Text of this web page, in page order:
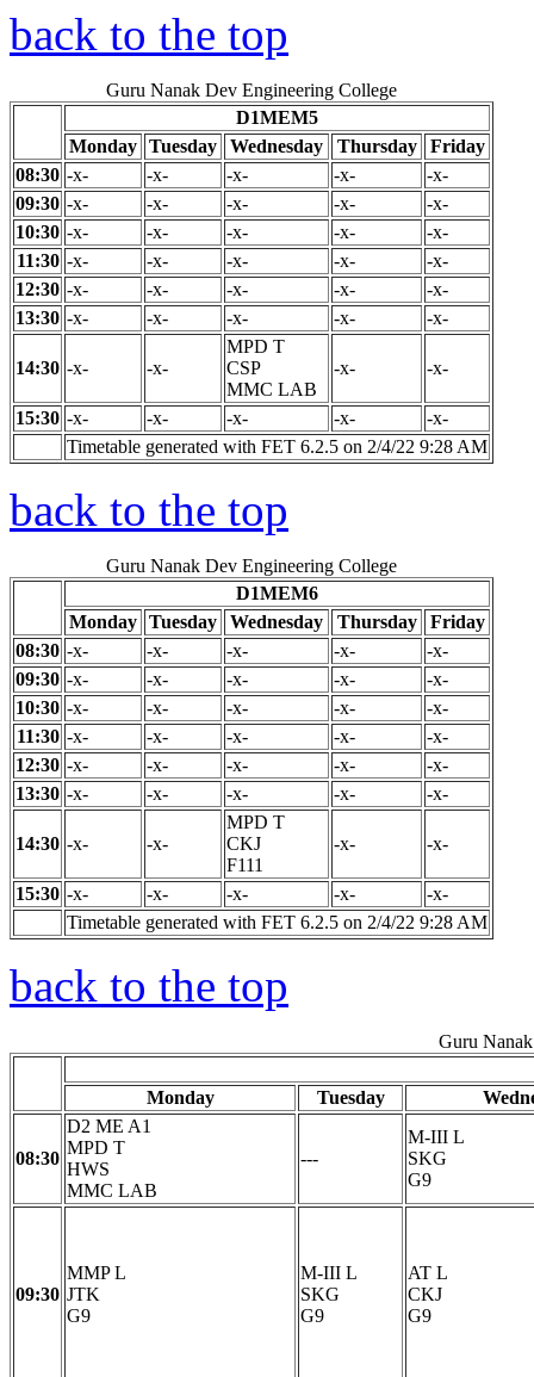
back to the top
Guru Nanak Dev Engineering College
D1MEM5
Monday Tuesday Wednesday Thursday
Friday
08:30 -x- -x- -x- -x-
-x-
09:30 -x- -x- -x- -x-
-x-
10:30 -x- -x- -x- -x-
-x-
11:30 -x- -x- -x- -x-
-x-
12:30 -x- -x- -x- -x-
-x-
13:30 -x- -x- -x- -x- -x-
14:30 -x- -x-
MPD T
CSP
MMC LAB
-x- -x-
15:30 -x- -x- -x- -x-
-x-
Timetable generated with FET 6.2.5 on 2/4/22 9:28 AM
back to the top
Guru Nanak Dev Engineering College
D1MEM6
Monday Tuesday Wednesday Thursday
Friday
08:30 -x- -x- -x- -x-
-x-
09:30 -x- -x- -x- -x-
-x-
10:30 -x- -x- -x- -x-
-x-
11:30 -x- -x- -x- -x-
-x-
12:30 -x- -x- -x- -x-
-x-
13:30 -x- -x- -x- -x- -x-
14:30 -x- -x-
MPD T
CKJ
F111
-x- -x-
15:30 -x- -x- -x- -x-
-x-
Timetable generated with FET 6.2.5 on 2/4/22 9:28 AM
back to the top
Guru
Monday Tuesday
08:30
D2 ME A1
MPD T
HWS
MMC LAB
---
M-III L
SKG
G9
09:30
MMP L
JTK
G9
M-III L
SKG
G9
AT L
CKJ
G9